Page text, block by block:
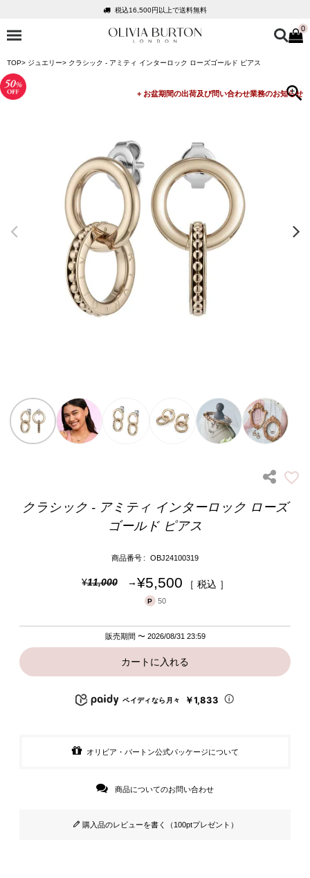
税込16,500円以上で送料無料
会員登録で1,000円分のポイントプレゼント
税込16,500円以上で送料無料
0
TOP ジュエリー クラシック - アミティ インターロック ローズゴールド ピアス
クラシック - アミティ インターロック ローズ
ゴールド ピアス
商品番号 OBJ24100319
¥11,000 ¥5,500 税込
50
販売期間 〜 2026/08/31 23:59
カートに入れる
ペイディなら月々 ￥1,833
オリビア・バートン公式パッケージについて
商品についてのお問い合わせ
購入品のレビューを書く（100ptプレゼント）